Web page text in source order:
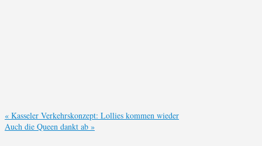
« Kasseler Verkehrskonzept: Lollies kommen wieder
Auch die Queen dankt ab »